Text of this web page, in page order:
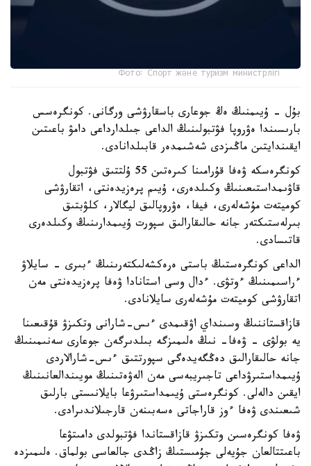
Фото: Спорт және туризм министрлігі
بۇل - ۇيىمنىڭ ەڭ جوعارى باسقارۋشى ورگانى. كونگرەسس
بارىسىندا ەۋروپا فۋتبولىنىڭ الداعى جىلدارداعى دامۋ باعىتىن
ايقىندايتىن ماڭىزدى شەشىمدەر قابىلدانادى.
كونگرەسكە ۋەفا قۇرامىنا كىرەتىن 55 ۇلتتىق فۋتبول
قاۋىمداستىعىنىڭ وكىلدەرى، ۇيىم پرەزيدەنتى، اتقارۋشى
كوميتەت مۇشەلەرى، فيفا، ەۋروپالىق ليگالار، كلۋبتىق
بىرلەستىكتەر جانە حالىقارالىق سپورت ۇيىمدارىنىڭ وكىلدەرى
قاتىسادى.
الداعى كونگرەستىڭ باستى ەرەكشەلىكتەرىنىڭ ءبىرى - سايلاۋ
ءراسىمىنىڭ ءوتۋى. ءدال وسى استانادا ۋەفا پرەزيدەنتى مەن
اتقارۋشى كوميتەت مۇشەلەرى سايلانادى.
قازاقستاننىڭ وسىنداي اۋقىمدى ءىس-شارانى وتكىزۋ قۇقىعىنا
يە بولۋى - ۋەفا- نىڭ ەلىمىزگە بىلدىرگەن جوعارى سەنىمىنىڭ
جانە حالىقارالىق دەڭگەيدەگى سپورتتىق ءىس-شارالاردى
ۇيىمداستىرۋداعى تاجىريبەسى مەن الەۋەتىنىڭ مويىندالعانىنىڭ
ايقىن دالەلى. كونگرەستى ۇيىمداستىرۋعا بايلانىستى بارلىق
شىعىندى ۋەفا ءوز قاراجاتى ەسەبىنەن قارجىلاندىرادى.
ۋەفا كونگرەسىن وتكىزۋ قازاقستاندا فۋتبولدى دامىتۋعا
باعىتتالعان جۇيەلى جۇمىستىڭ زاڭدى جالعاسى بولماق. ەلىمىزدە